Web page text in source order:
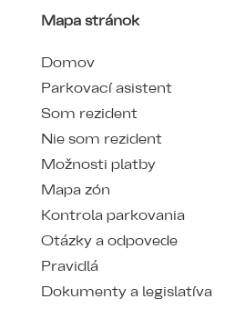
Mapa stránok
Domov
Parkovací asistent
Som rezident
Nie som rezident
Možnosti platby
Mapa zón
Kontrola parkovania
Otázky a odpovede
Pravidlá
Dokumenty a legislatíva